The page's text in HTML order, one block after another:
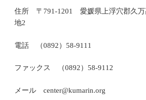
住所 〒791-1201 愛媛県上浮穴郡久万
地2
電話 （0892）58-9111
ファックス （0892）58-9112
メール center@kumarin.org